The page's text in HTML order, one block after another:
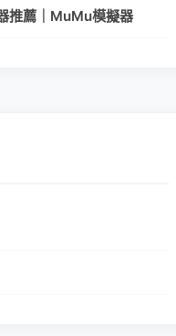
推薦｜MuMu模擬器